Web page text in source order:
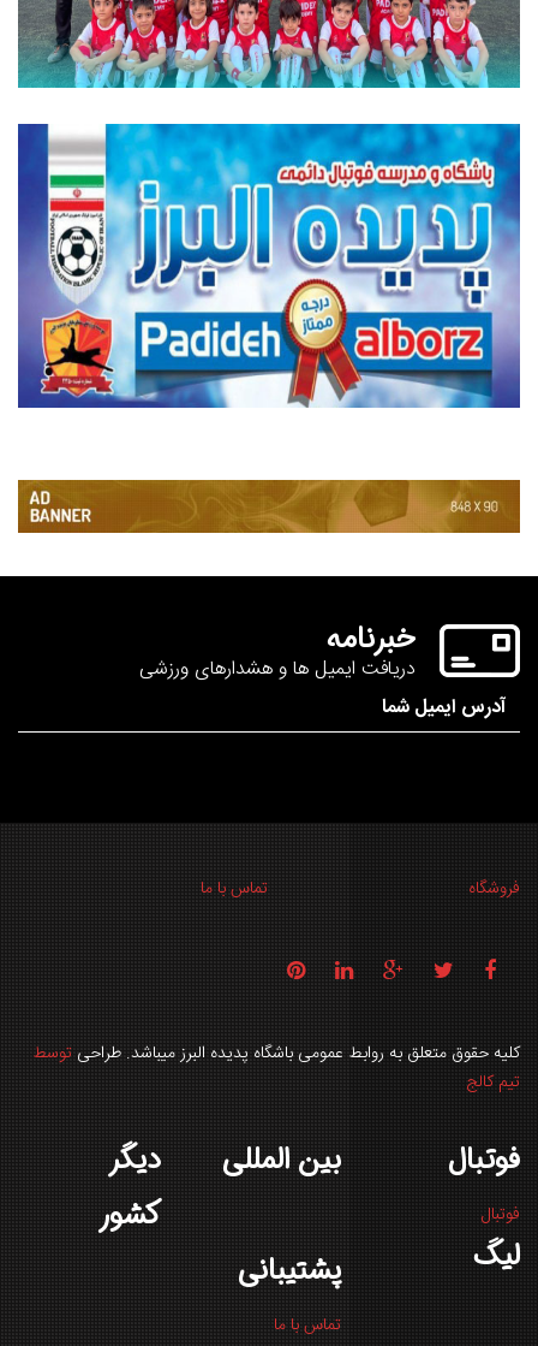
مصطفی مرادی
خبرنامه
دریافت ایمیل ها و هشدارهای ورزشی
فروشگاه تماس با ما
کلیه حقوق متعلق به روابط عمومی باشگاه پدیده البرز میباشد. طراحی توسط
تیم کالج
فوتبال
فوتبال
لیگ
بین المللی
دیگر
کشور
پشتیبانی
تماس با ما